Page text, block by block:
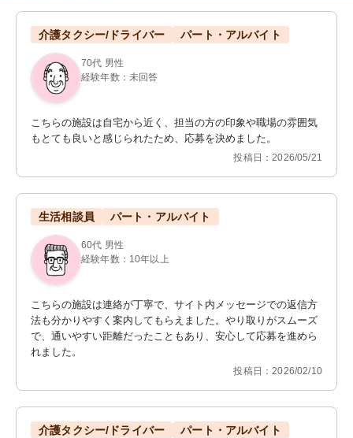
介護タクシー/ドライバー パート・アルバイト
70代 男性
経験年数：未回答
こちらの施設は自宅から近く、担当の方の印象や職場の雰囲気
もとても良いと感じられたため、応募を決めました。
投稿日：2026/05/21
生活相談員 パート・アルバイト
60代 男性
経験年数：10年以上
こちらの施設は連絡が丁寧で、サイト内メッセージでの返信方
法も分かりやすく案内してもらえました。やり取りがスムーズ
で、通いやすい距離だったこともあり、安心して応募を進めら
れました。
投稿日：2026/02/10
介護タクシー/ドライバー パート・アルバイト